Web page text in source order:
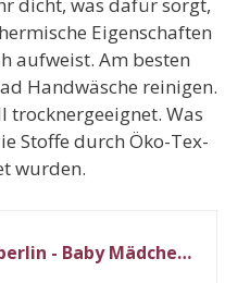
Eigenschaften
aufweist. Am besten
Handwäsche reinigen.
trocknergeeignet. Was
Stoffe durch Öko-Tex-
wurden.
bubble.kid berlin - Baby Mädchen Jungen Herbst Winter Anzug Walkwolle Wolle Overall Einteiler Jumpsuit Onesie, gefütterte Kapuze, Reisser-Schutz (74-80, kiesel-aqua)